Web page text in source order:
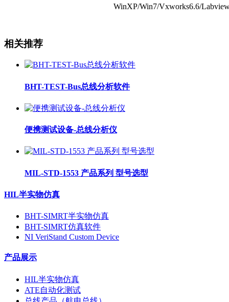
WinXP/Win7/Vxworks6.6/
相关推荐
BHT-TEST-Bus总线分析软件
便携测试设备-总线分析仪
MIL-STD-1553 产品系列 型号选型
HIL半实物仿真
BHT-SIMRT半实物仿真
BHT-SIMRT仿真软件
NI VeriStand Custom Device
产品展示
HIL半实物仿真
ATE自动化测试